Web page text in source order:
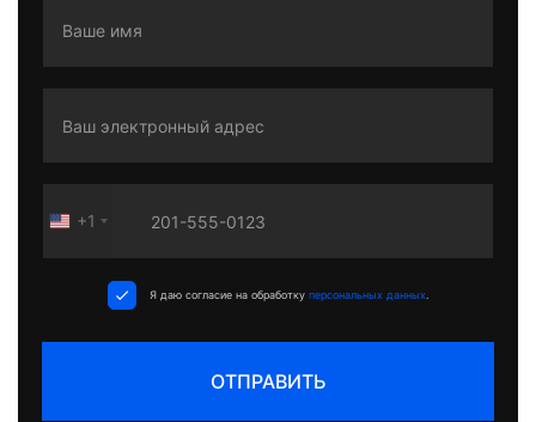
United
+1
Я даю согласие на обработку персональных данных.
ОТПРАВИТЬ